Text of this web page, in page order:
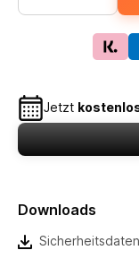
Jetzt
Downloads